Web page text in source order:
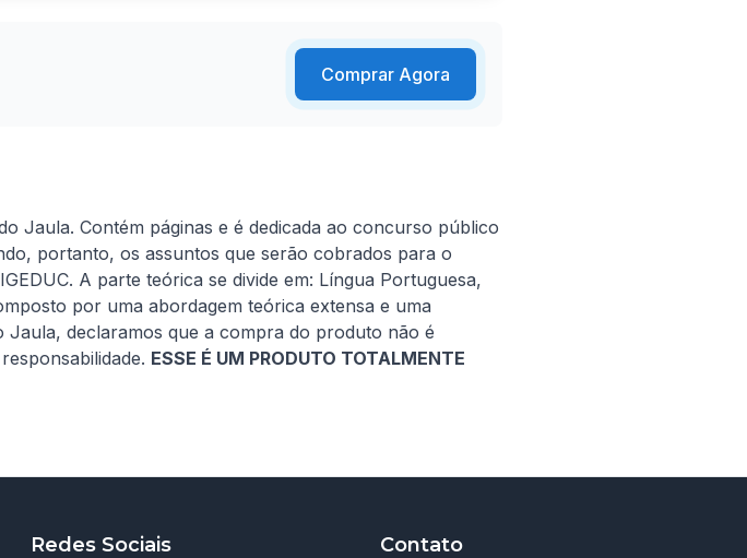
Comprar Agora
Jaula. Contém páginas e é dedicada ao concurso público
portanto, os assuntos que serão cobrados para o
A parte teórica se divide em: Língua Portuguesa,
por uma abordagem teórica extensa e uma
declaramos que a compra do produto não é
ESSE É UM PRODUTO TOTALMENTE
Redes Sociais Contato